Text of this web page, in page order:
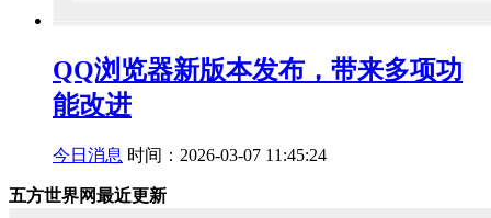
QQ浏览器新版本发布，带来多项功
能改进
今日消息 时间：2026-03-07 11:45:24
五方世界网最近更新